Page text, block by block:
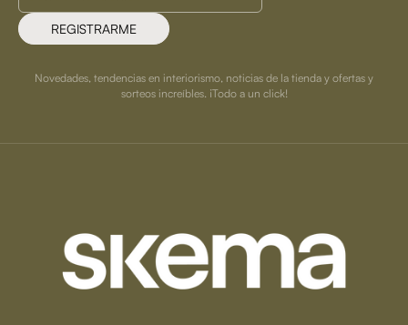
REGISTRARME
Novedades, tendencias en interiorismo, noticias de la tienda y ofertas y
sorteos increíbles. ¡Todo a un click!